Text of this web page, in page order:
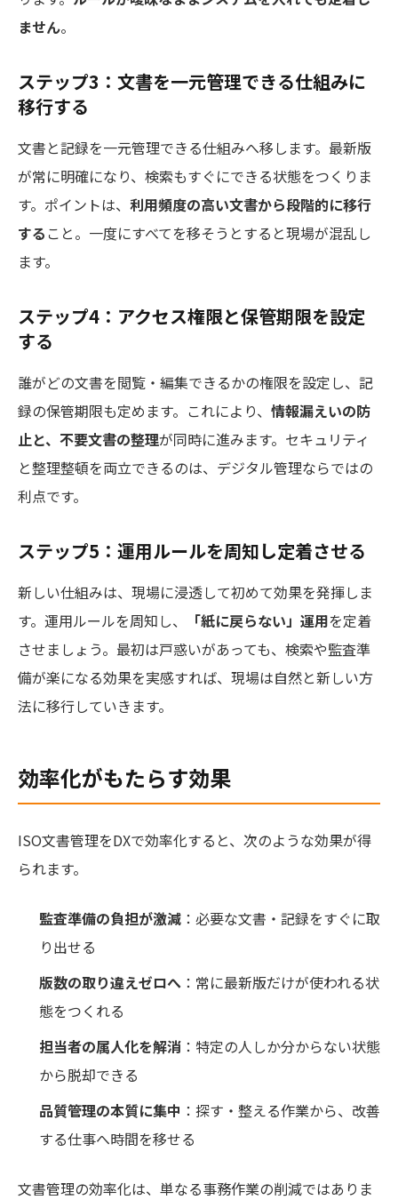
ません。
ステップ3：文書を一元管理できる仕組みに
移行する
文書と記録を一元管理できる仕組みへ移します。最新版
が常に明確になり、検索もすぐにできる状態をつくりま
す。ポイントは、 利用頻度の高い文書から段階的に移行
する こと。一度にすべてを移そうとすると現場が混乱し
ます。
ステップ4：アクセス権限と保管期限を設定
する
誰がどの文書を閲覧・編集できるかの権限を設定し、記
録の保管期限も定めます。これにより、 情報漏えいの防
止と、不要文書の整理が同時に進みます。セキュリティ
と整理整頓を両立できるのは、デジタル管理ならではの
利点です。
ステップ5：運用ルールを周知し定着させる
新しい仕組みは、現場に浸透して初めて効果を発揮しま
す。運用ルールを周知し、
「紙に戻らない」運用を定着
させましょう。最初は戸惑いがあっても、検索や監査準
備が楽になる効果を実感すれば、現場は自然と新しい方
法に移行していきます。
効率化がもたらす効果
ISO文書管理をDXで効率化すると、次のような効果が得
られます。
監査準備の負担が激減 ：必要な文書・記録をすぐに取
り出せる
版数の取り違えゼロへ ：常に最新版だけが使われる状
態をつくれる
担当者の属人化を解消 ：特定の人しか分からない状態
から脱却できる
品質管理の本質に集中 ：探す・整える作業から、改善
する仕事へ時間を移せる
文書管理の効率化は、単なる事務作業の削減ではありま